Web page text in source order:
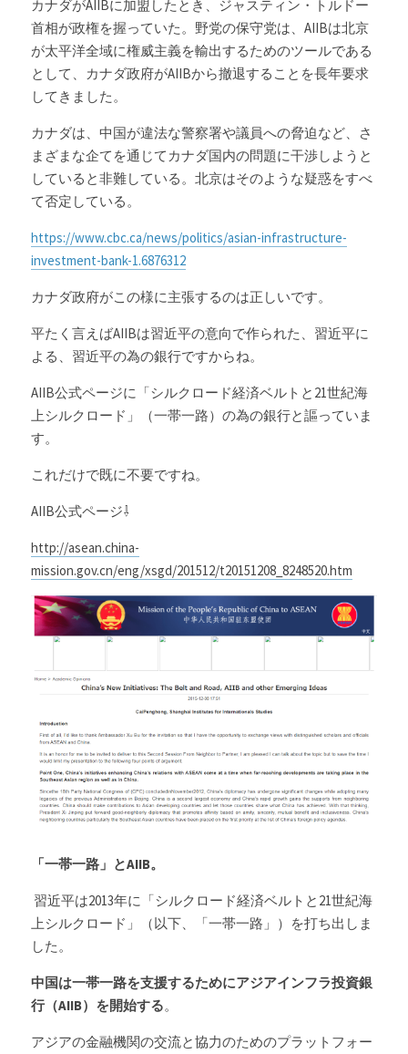
カナダがAIIBに加盟したとき、ジャスティン・トルドー
首相が政権を握っていた。野党の保守党は、AIIBは北京
が太平洋全域に権威主義を輸出するためのツールである
として、カナダ政府がAIIBから撤退することを長年要求
してきました。
カナダは、中国が違法な警察署や議員への脅迫など、さ
まざまな企てを通じてカナダ国内の問題に干渉しようと
していると非難している。北京はそのような疑惑をすべ
て否定している。
https://www.cbc.ca/news/politics/asian-infrastructure-
investment-bank-1.6876312
カナダ政府がこの様に主張するのは正しいです。
平たく言えばAIIBは習近平の意向で作られた、習近平に
よる、習近平の為の銀行ですからね。
AIIB公式ページに「シルクロード経済ベルトと21世紀海
上シルクロード」（一帯一路）の為の銀行と謳っていま
す。
これだけで既に不要ですね。
AIIB公式ページ⇩
http://asean.china-
mission.gov.cn/eng/xsgd/201512/t20151208_8248520.htm
「一帯一路」とAIIB。
上シルクロード」（以下、「一帯一路」）を打ち出しま
した。
中国は一帯一路を支援するためにアジアインフラ投資銀
行（AIIB）を開始する。
アジアの金融機関の交流と協力のためのプラットフォー